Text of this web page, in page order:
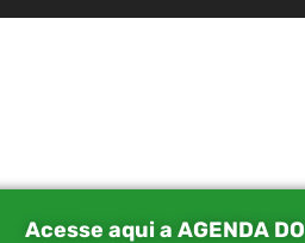
Acesse aqui a AGENDA DO